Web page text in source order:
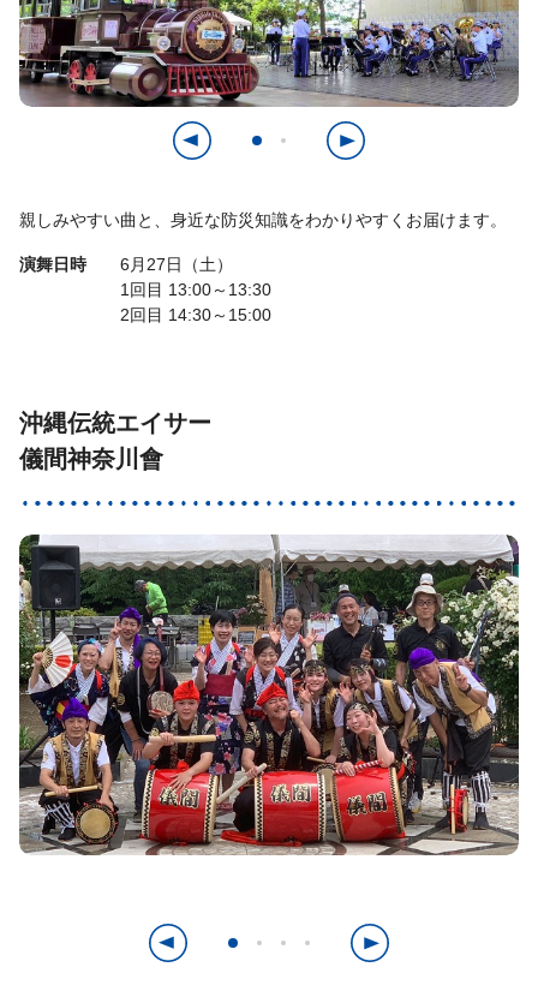
親しみやすい曲と、身近な防災知識をわかりやすくお届けます。
演舞日時
6月27日（土）
1回目 13:00～13:30
2回目 14:30～15:00
沖縄伝統エイサー
儀間神奈川會